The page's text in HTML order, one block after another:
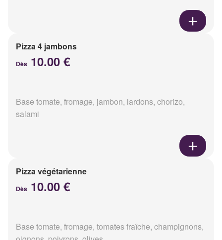
Pizza 4 jambons
Dès 10.00 €
Base tomate, fromage, jambon, lardons, chorizo,
salami
Pizza végétarienne
Dès 10.00 €
Base tomate, fromage, tomates fraîche, champignons,